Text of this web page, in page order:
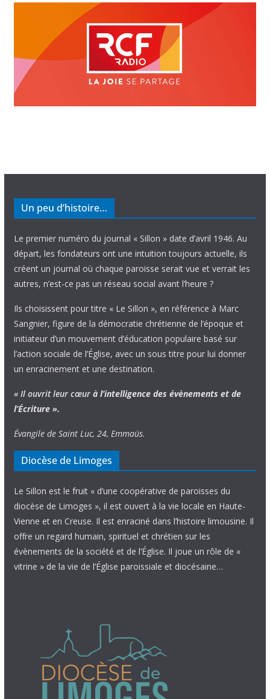
Un peu d’histoire…
Le premier numéro du journal « Sillon » date d’avril 1946. Au
départ, les fondateurs ont une intuition toujours actuelle, ils
créent un journal où chaque paroisse serait vue et verrait les
autres, n’est-ce pas un réseau social avant l’heure ?
Ils choisissent pour titre « Le Sillon », en référence à Marc
Sangnier, figure de la démocratie chrétienne de l’époque et
initiateur d’un mouvement d’éducation populaire basé sur
l’action sociale de l’Église, avec un sous titre pour lui donner
un enracinement et une destination.
« Il ouvrit leur cœur à l’intelligence des évènements et de
l’Écriture ».
Évangile de Saint Luc, 24, Emmaüs.
Diocèse de Limoges
Le Sillon est le fruit « d’une coopérative de paroisses du
diocèse de Limoges », il est ouvert à la vie locale en Haute-
Vienne et en Creuse. Il est enraciné dans l’histoire limousine. Il
offre un regard humain, spirituel et chrétien sur les
évènements de la société et de l’Église. Il joue un rôle de «
vitrine » de la vie de l’Église paroissiale et diocésaine…